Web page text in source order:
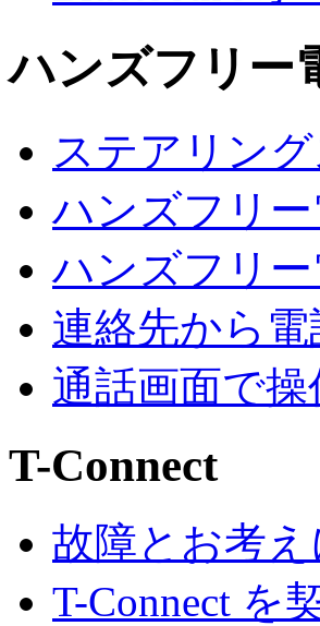
ハンズフリー
ステアリン
ハンズフリ
ハンズフリ
連絡先から
通話画面で操
T-Connect
故障とお考
T-Connect を